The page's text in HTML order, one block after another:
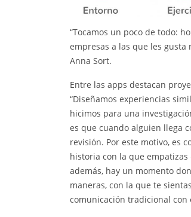
“Tocamos un poco de todo:
empresas a las que les
Anna Sort.
Entre las apps destacan
“Diseñamos experiencias
hicimos para una
es que cuando alguien llega
revisión. Por este motivo, es
historia con la que
además, hay un momento
maneras, con la que te
comunicación tradicional con